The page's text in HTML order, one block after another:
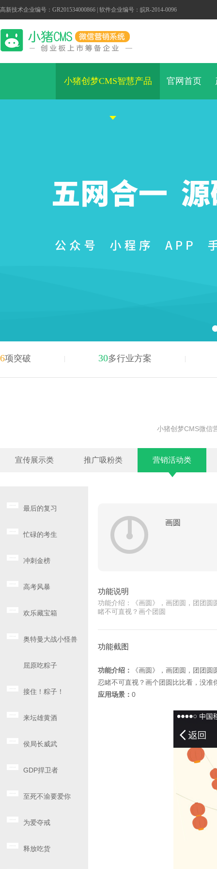
高新技术企业编号：GR201534000866 | 软件企业编号：皖R-2014-0096
小猪创梦CMS智慧产品 官网首页
6项突破 30多行业方案
小猪创梦CMS微信
宣传展示类 推广吸粉类 营销活动类
最后的复习
忙碌的考生
冲刺金榜
高考风暴
欢乐藏宝箱
奥特曼大战小怪兽
屈原吃粽子
接住！粽子！
来坛雄黄酒
侯局长威武
GDP捍卫者
至死不渝要爱你
为爱夺戒
释放吃货
画圆
功能说明
功能介绍：《画圆》，画团圆，团团
睹不可直视？画个团圆
功能截图
功能介绍：
《画圆》，画团圆，团团
忍睹不可直视？画个团圆比比看，没准
应用场景： 0